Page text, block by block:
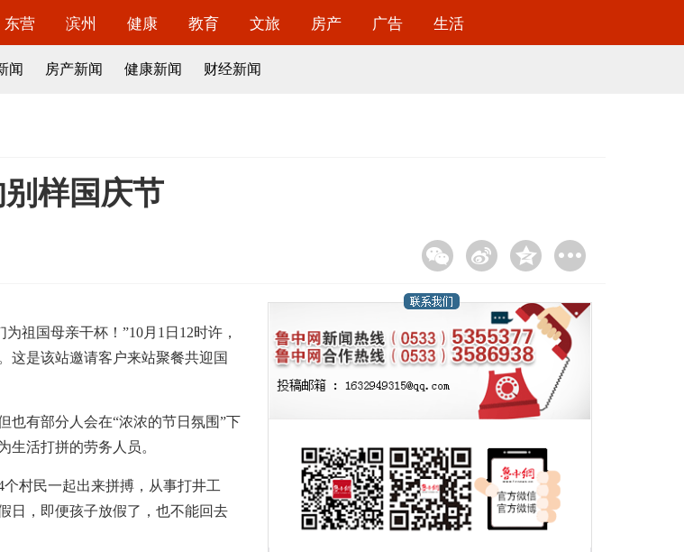
东营 滨州 健康 教育 文旅 房产 广告 生活
闻 房产新闻 健康新闻 财经新闻
样国庆节
祖国母亲干杯！”10月1日12时许，
这是该站邀请客户来站聚餐共迎国
有部分人会在“浓浓的节日氛围”下
生活打拼的劳务人员。
村民一起出来拼搏，从事打井工
日，即便孩子放假了，也不能回去